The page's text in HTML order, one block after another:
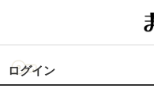
ログイン